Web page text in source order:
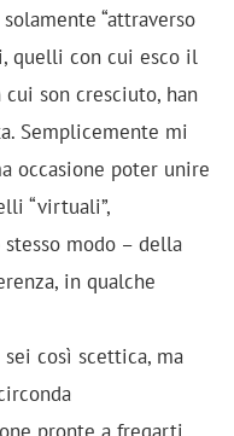
“attraverso
quelli con cui esco il
son cresciuto, han
Semplicemente mi
occasione poter unire
“virtuali”,
modo – della
in qualche
così scettica, ma